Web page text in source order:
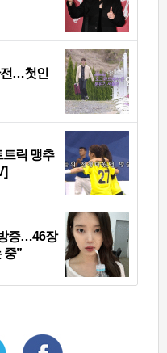
전…첫인
트릭 맹추
증…46장
중”